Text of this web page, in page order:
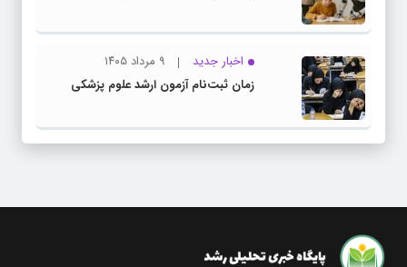
اخبار جدید
۹ مرداد ۱۴۰۵
زمان ثبت‌نام آزمون ارشد علوم پزشکی